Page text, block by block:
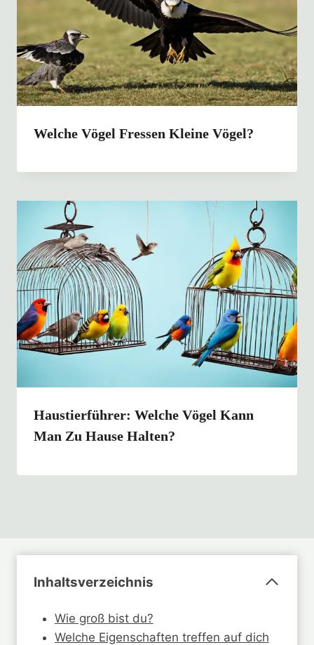
Welche Vögel Fressen Kleine Vögel?
Haustierführer: Welche Vögel Kann
Man Zu Hause Halten?
Inhaltsverzeichnis
Wie groß bist du?
Welche Eigenschaften treffen auf dich